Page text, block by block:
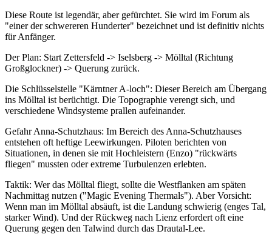
Diese Route ist legendär, aber gefürchtet. Sie wird im Forum als
"einer der schwereren Hunderter" bezeichnet und ist definitiv nichts
für Anfänger.
Der Plan: Start Zettersfeld -> Iselsberg -> Mölltal (Richtung
Großglockner) -> Querung zurück.
Die Schlüsselstelle "Kärntner A-loch": Dieser Bereich am Übergang
ins Mölltal ist berüchtigt. Die Topographie verengt sich, und
verschiedene Windsysteme prallen aufeinander.
Gefahr Anna-Schutzhaus: Im Bereich des Anna-Schutzhauses
entstehen oft heftige Leewirkungen. Piloten berichten von
Situationen, in denen sie mit Hochleistern (Enzo) "rückwärts
fliegen" mussten oder extreme Turbulenzen erlebten.
Taktik: Wer das Mölltal fliegt, sollte die Westflanken am späten
Nachmittag nutzen ("Magic Evening Thermals"). Aber Vorsicht:
Wenn man im Mölltal absäuft, ist die Landung schwierig (enges Tal,
starker Wind). Und der Rückweg nach Lienz erfordert oft eine
Querung gegen den Talwind durch das Drautal-Lee.